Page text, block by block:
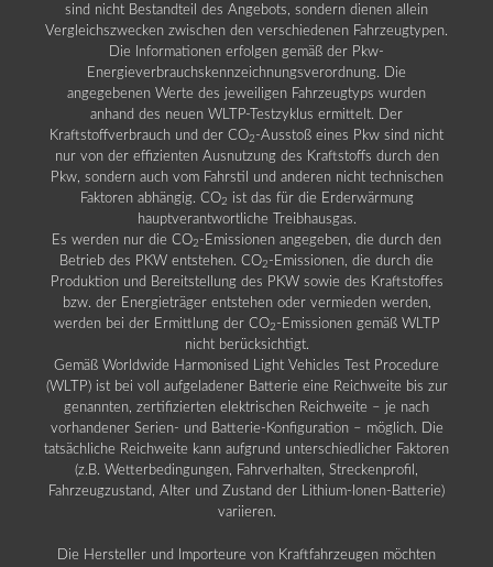
sind nicht Bestandteil des Angebots, sondern dienen allein
Vergleichszwecken zwischen den verschiedenen Fahrzeugtypen.
Die Informationen erfolgen gemäß der Pkw-
Energieverbrauchskennzeichnungsverordnung. Die
angegebenen Werte des jeweiligen Fahrzeugtyps wurden
anhand des neuen WLTP-Testzyklus ermittelt. Der
Kraftstoffverbrauch und der CO2 -Ausstoß eines Pkw sind nicht
nur von der effizienten Ausnutzung des Kraftstoffs durch den
Pkw, sondern auch vom Fahrstil und anderen nicht technischen
Faktoren abhängig. CO2 ist das für die Erderwärmung
hauptverantwortliche Treibhausgas.
Es werden nur die CO2 -Emissionen angegeben, die durch den
Betrieb des PKW entstehen. CO2 -Emissionen, die durch die
Produktion und Bereitstellung des PKW sowie des Kraftstoffes
bzw. der Energieträger entstehen oder vermieden werden,
werden bei der Ermittlung der CO2 -Emissionen gemäß WLTP
nicht berücksichtigt.
Gemäß Worldwide Harmonised Light Vehicles Test Procedure
(WLTP) ist bei voll aufgeladener Batterie eine Reichweite bis zur
genannten, zertifizierten elektrischen Reichweite – je nach
vorhandener Serien- und Batterie-Konfiguration – möglich. Die
tatsächliche Reichweite kann aufgrund unterschiedlicher Faktoren
(z.B. Wetterbedingungen, Fahrverhalten, Streckenprofil,
Fahrzeugzustand, Alter und Zustand der Lithium-Ionen-Batterie)
variieren.
Die Hersteller und Importeure von Kraftfahrzeugen möchten